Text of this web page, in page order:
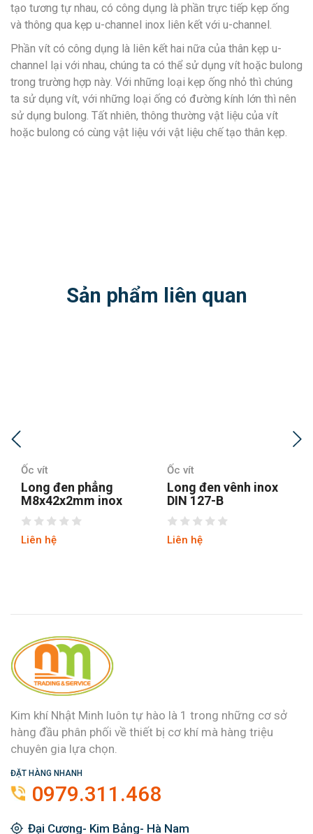
tạo tương tự nhau, có công dụng là phần trực tiếp kẹp ống
và thông qua kẹp u-channel inox liên kết với u-channel.
Phần vít có công dụng là liên kết hai nữa của thân kẹp u-
channel lại với nhau, chúng ta có thể sử dụng vít hoặc bulong
trong trường hợp này. Với những loại kẹp ống nhỏ thì chúng
ta sử dụng vít, với những loại ống có đường kính lớn thì nên
sử dụng bulong. Tất nhiên, thông thường vật liệu của vít
hoặc bulong có cùng vật liệu với vật liệu chế tạo thân kẹp.
Sản phẩm liên quan
Ốc vít
Long đen vênh inox
DIN 127-B
Liên hệ
Ốc vít
Long đen vuông DIN
436
Liên hệ
Kim khí Nhật Minh luôn tự hào là 1 trong những cơ sở
hàng đầu phân phối về thiết bị cơ khí mà hàng triệu
chuyên gia lựa chọn.
ĐẶT HÀNG NHANH
0979.311.468
Đại Cương- Kim Bảng- Hà Nam